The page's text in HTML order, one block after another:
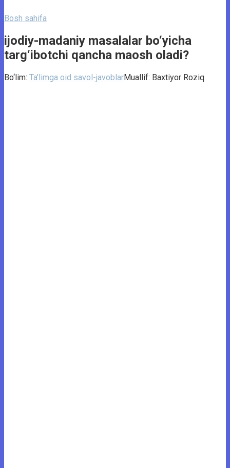
Bosh sahifa
ijodiy-madaniy masalalar bo‘yicha
targ‘ibotchi qancha maosh oladi?
Bo‘lim: Ta’limga oid savol-javoblarMuallif: Baxtiyor Roziq